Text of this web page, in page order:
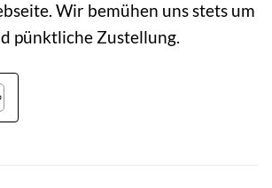
Wir bemühen uns stets um
pünktliche Zustellung.